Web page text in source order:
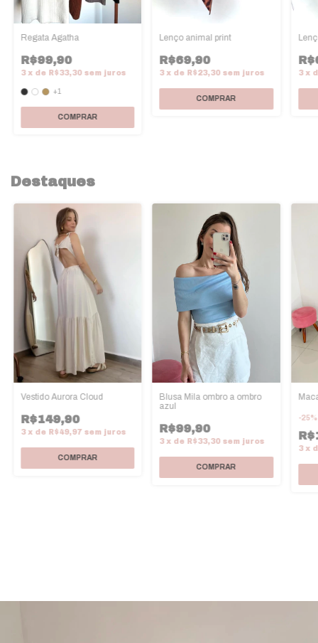
Regata Agatha
R$99,90
3 x de R$33,30 sem juros
+1
COMPRAR
Lenço animal print
R$69,90
3 x de R$23,30 sem juros 3 x
Destaques
Vestido Aurora Cloud
R$149,90
3 x de R$49,97 sem juros
COMPRAR
Blusa Mila ombro a ombro
azul
R$99,90
3 x de R$33,30 sem juros
COMPRAR
-25
3 x